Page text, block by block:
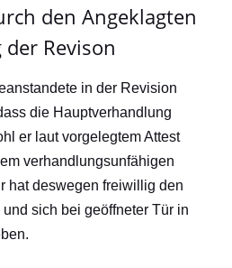
den Angeklagten
Revison
in der Revision
die Hauptverhandlung
er laut vorgelegtem Attest
verhandlungsunfähigen
hat deswegen freiwillig den
sich bei geöffneter Tür in